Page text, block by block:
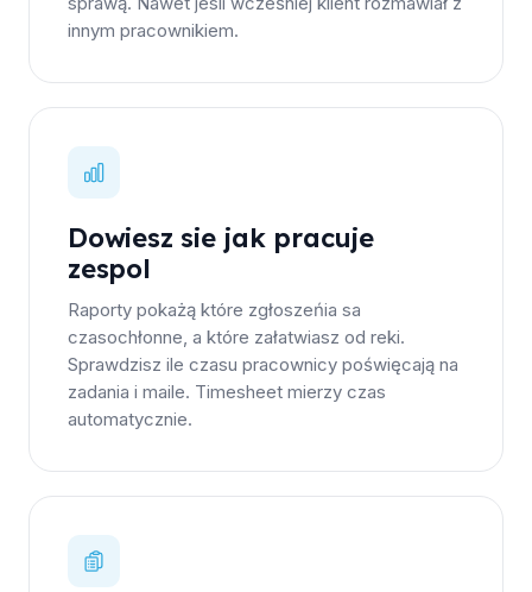
innym pracownikiem.
Dowiesz sie jak pracuje
zespol
Raporty pokażą które zgłoszeńia sa
czasochłonne, a które załatwiasz od reki.
Sprawdzisz ile czasu pracownicy poświęcają na
zadania i maile. Timesheet mierzy czas
automatycznie.